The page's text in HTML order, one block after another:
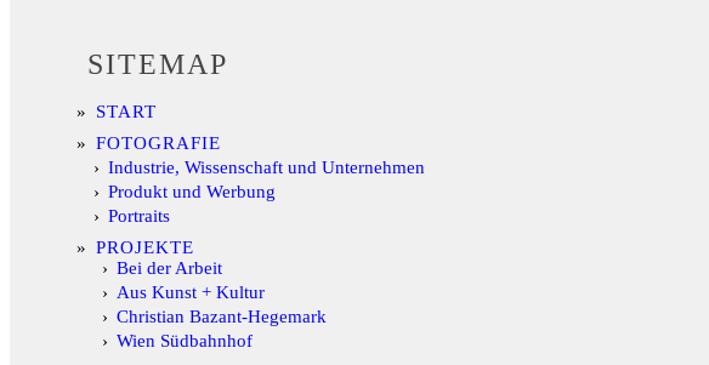
SITEMAP
START
FOTOGRAFIE
Industrie, Wissenschaft und Unternehmen
Produkt und Werbung
Portraits
PROJEKTE
Bei der Arbeit
Aus Kunst + Kultur
Christian Bazant-Hegemark
Wien Südbahnhof